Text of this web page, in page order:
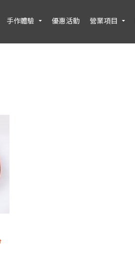
手作體驗 優惠活動 營業項目